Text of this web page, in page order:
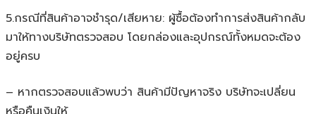
5.กรณีที่สินค้าอาจชำรุด/เสียหาย: ผู้ซื้อต้องทำการส่งสินค้ากลับ
มาให้ทางบริษัทตรวจสอบ โดยกล่องและอุปกรณ์ทั้งหมดจะต้อง
อยู่ครบ
– หากตรวจสอบแล้วพบว่า สินค้ามีปัญหาจริง บริษัทจะเปลี่ยน